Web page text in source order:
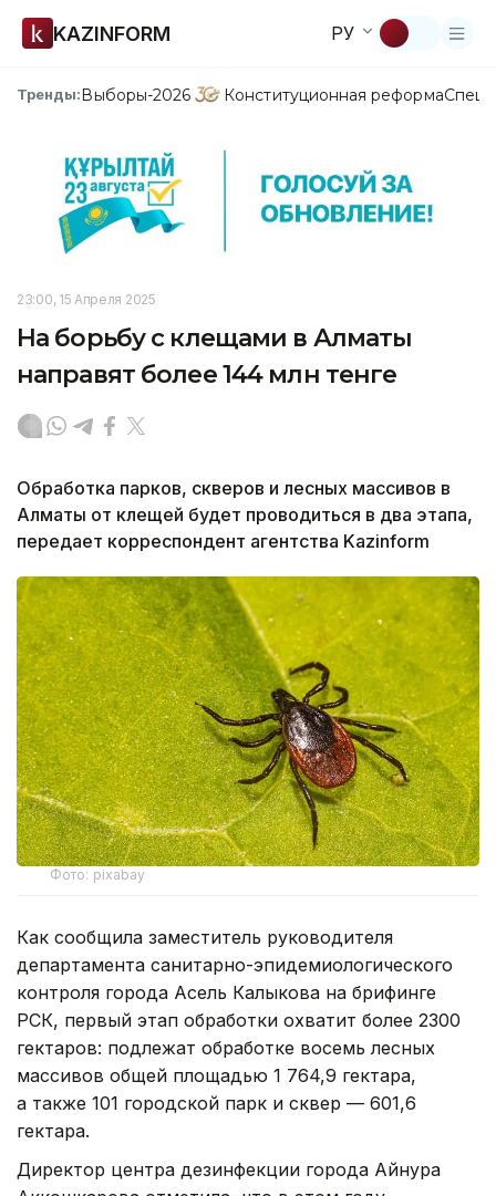
KAZINFORM РУ
Тренды:Выборы-2026 Конституционная реформа
23:00, 15 Апреля 2025
На борьбу с клещами в Алматы
направят более 144 млн тенге
Обработка парков, скверов и лесных массивов в
Алматы от клещей будет проводиться в два этапа,
передает корреспондент агентства Kazinform
Фото: pixabay
Как сообщила заместитель руководителя
департамента санитарно-эпидемиологического
контроля города Асель Калыкова на брифинге
РСК, первый этап обработки охватит более 2300
гектаров: подлежат обработке восемь лесных
массивов общей площадью 1 764,9 гектара,
а также 101 городской парк и сквер — 601,6
гектара.
Директор центра дезинфекции города Айнура